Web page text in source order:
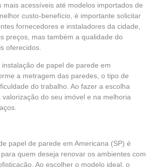
mais acessíveis até modelos importados de
custo-benefício, é importante solicitar
fornecedores e instaladores da cidade,
preços, mas também a qualidade do
oferecidos.
de papel de parede em
a metragem das paredes, o tipo de
do trabalho. Ao fazer a escolha
do seu imóvel e na melhoria
papel de parede em Americana (SP) é
quem deseja renovar os ambientes com
Ao escolher o modelo ideal, o